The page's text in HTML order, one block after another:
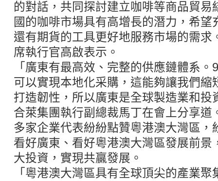
的對話，共同探討建立咖啡等商品貿易
國的咖啡市場具有高增長的潛力，希望
還有期貨的工具更好地服務市場的需求
席執行官高啟表示。
「廣東有最高效、完整的供應鏈體系
可以實現本地化采購，這能夠讓我們縮
打造韌性，所以廣東是全球製造業和投
合萊集團執行副總裁馬丁在會上分享道
多家企業代表紛紛點贊粵港澳大灣區，
看好廣東、看好粵港澳大灣區發展前景
大投資，實現共贏發展。
「粵港澳大灣區具有全球頂尖的產業